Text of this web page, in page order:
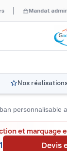
Mandat
Nos
personnalisable
et marquage
Devis